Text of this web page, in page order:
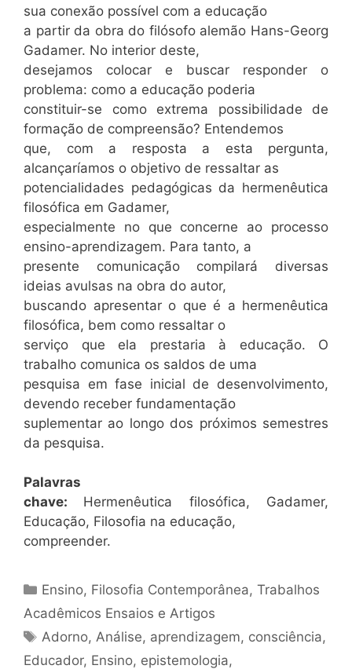
sua conexão possível com a educação
a partir da obra do filósofo alemão Hans-Georg
Gadamer. No interior deste,
desejamos colocar e buscar responder o
problema: como a educação poderia
constituir-se como extrema possibilidade de
formação de compreensão? Entendemos
que, com a resposta a esta pergunta,
alcançaríamos o objetivo de ressaltar as
potencialidades pedagógicas da hermenêutica
filosófica em Gadamer,
especialmente no que concerne ao processo
ensino-aprendizagem. Para tanto, a
presente comunicação compilará diversas
ideias avulsas na obra do autor,
buscando apresentar o que é a hermenêutica
filosófica, bem como ressaltar o
serviço que ela prestaria à educação. O
trabalho comunica os saldos de uma
pesquisa em fase inicial de desenvolvimento,
devendo receber fundamentação
suplementar ao longo dos próximos semestres
da pesquisa.
Palavras
chave: Hermenêutica filosófica, Gadamer,
Educação, Filosofia na educação,
compreender.
Categorias
Ensino, Filosofia Contemporânea,Trabalhos
Acadêmicos Ensaios e Artigos
Tags
Adorno,Análise, aprendizagem, consciência,
Educador, Ensino, epistemologia,